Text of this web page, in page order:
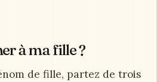
à ma fille ?
de fille, partez de trois